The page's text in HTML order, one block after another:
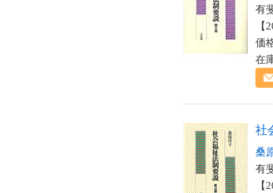
有
価
在
社
桑
有